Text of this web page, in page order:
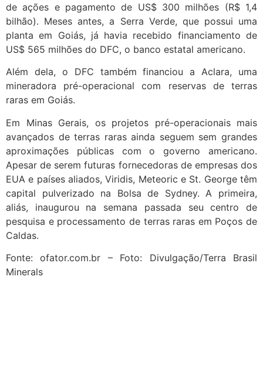
de ações e pagamento de US$ 300 milhões (R$ 1,4
bilhão). Meses antes, a Serra Verde, que possui uma
planta em Goiás, já havia recebido financiamento de
US$ 565 milhões do DFC, o banco estatal americano.
Além dela, o DFC também financiou a Aclara, uma
mineradora pré-operacional com reservas de terras
raras em Goiás.
Em Minas Gerais, os projetos pré-operacionais mais
avançados de terras raras ainda seguem sem grandes
aproximações públicas com o governo americano.
Apesar de serem futuras fornecedoras de empresas dos
EUA e países aliados, Viridis, Meteoric e St. George têm
capital pulverizado na Bolsa de Sydney. A primeira,
aliás, inaugurou na semana passada seu centro de
pesquisa e processamento de terras raras em Poços de
Caldas.
Fonte: ofator.com.br – Foto: Divulgação/Terra Brasil
Minerals